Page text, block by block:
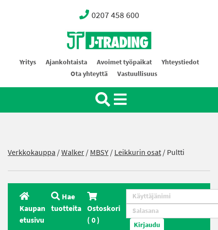
0207 458 600
Oy J-Trading Ab
Yritys Ajankohtaista Avoimet työpaikat
Yhteystiedot
Ota yhteyttä
Vastuullisuus
Verkkokauppa /Walker/MBSY/Leikkurin osat/ Pultti
Kaupan
etusivu
Hae
tuotteita Ostoskori
(0) Kirjaudu